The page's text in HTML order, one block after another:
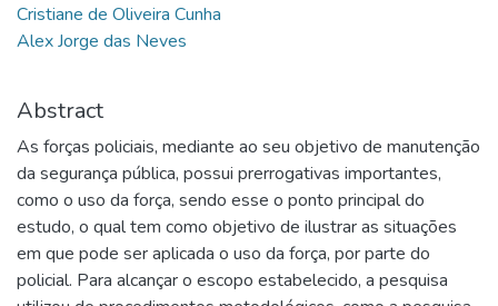
Cristiane de Oliveira Cunha
Alex Jorge das Neves
Abstract
As forças policiais, mediante ao seu objetivo de manutenção
da segurança pública, possui prerrogativas importantes,
como o uso da força, sendo esse o ponto principal do
estudo, o qual tem como objetivo de ilustrar as situações
em que pode ser aplicada o uso da força, por parte do
policial. Para alcançar o escopo estabelecido, a pesquisa